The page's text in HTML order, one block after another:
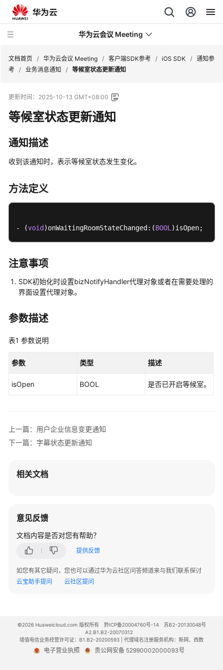
华为云会议 Meeting
新
动
态
服
务
公
产
计
费
说
明
购
买
指
南
快
速
入
管
员
南
会
议
用
南
讨
会
文档首页 / 华为云会议 Meeting / 客户端SDK参考 / iOS SDK / 通知参
考 / 业务消息通知 / 等候室状态更新通知
更新时间： 2025-10-13 GMT+08:00
等候室状态更新通知
通知描述
收到该通知时，表示等候室状态发生变化。
方法定义
- (void )onWaitingRoomStateChanged:(BOOL )isOpen;
注意事项
SDK初始化时设置bizNotifyHandler代理对象或者在需要处理的
界面设置代理对象。
参数描述
表1 参数说明
参数 类型 描述
isOpen BOOL 是否已开启等候室。
上一篇：用户企业信息变更通知
下一篇：字幕状态更新通知
相关文档
意见反馈
文档内容是否对您有帮助？
提供反馈
如您有其它疑问，您也可以通过华为云社区问答频道来与我们联系探讨
云宝助手提问
云社区提问
©2026 Huaweicloud.com 版权所有 黔ICP备20004760号-14
苏B2-20130048号
A2.B1.B2-20070312
增值电信业务经营许可证：B1.B2-20200593 | 代理域名注册服务机构：新网、西数
电子营业执照 贵公网安备 52990002000093号